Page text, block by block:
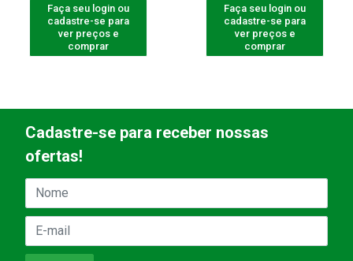
Faça seu login ou
cadastre-se para
ver preços e
comprar
Faça seu login ou
cadastre-se para
ver preços e
comprar
Cadastre-se para receber nossas
ofertas!